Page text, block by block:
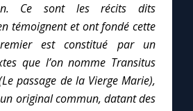
Ce sont les récits dits
témoignent et ont fondé cette
est constitué par un
que l’on nomme Transitus
passage de la Vierge Marie),
original commun, datant des